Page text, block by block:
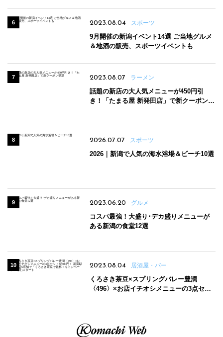
2023.08.04 スポーツ
9月開催の新潟イベント14選 ご当地グルメ
＆地酒の販売、スポーツイベントも
2023.08.07 ラーメン
話題の新店の大人気メニューが450円引
き！「たまる屋 新発田店」で新クーポン登
2026.07.07 スポーツ
2026｜新潟で人気の海水浴場＆ビーチ10選
2023.06.20 グルメ
コスパ最強！大盛り･デカ盛りメニューが
ある新潟の食堂12選
2023.08.04 居酒屋・バー
くろさき茶豆×スプリングバレー豊潤
〈496〉×お店イチオシメニューの3点セッ